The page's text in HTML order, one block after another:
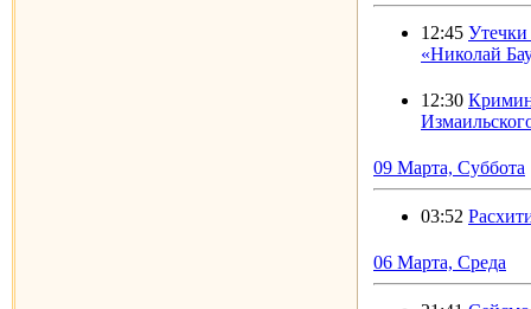
12:45 Утечки
«Николай
12:30
09 Марта, Суббота
03:52
06 Марта, Среда